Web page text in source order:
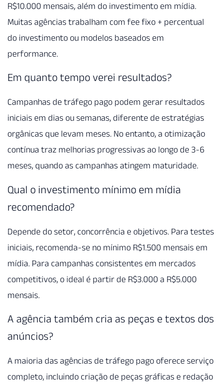
R$10.000 mensais, além do investimento em mídia.
Muitas agências trabalham com fee fixo + percentual
do investimento ou modelos baseados em
performance.
Em quanto tempo verei resultados?
Campanhas de tráfego pago podem gerar resultados
iniciais em dias ou semanas, diferente de estratégias
orgânicas que levam meses. No entanto, a otimização
contínua traz melhorias progressivas ao longo de 3-6
meses, quando as campanhas atingem maturidade.
Qual o investimento mínimo em mídia
recomendado?
Depende do setor, concorrência e objetivos. Para testes
iniciais, recomenda-se no mínimo R$1.500 mensais em
mídia. Para campanhas consistentes em mercados
competitivos, o ideal é partir de R$3.000 a R$5.000
mensais.
A agência também cria as peças e textos dos
anúncios?
A maioria das agências de tráfego pago oferece serviço
completo, incluindo criação de peças gráficas e redação